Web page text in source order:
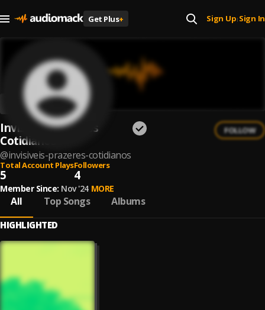
Get Plus+ Sign Up| Sign In
Invisíveis Prazeres
Cotidianos
@invisiveis-prazeres-cotidianos
FOLLOW
Total Account Plays
5
Followers
4
Member Since: Nov '24 MORE
All Top Songs Albums
HIGHLIGHTED